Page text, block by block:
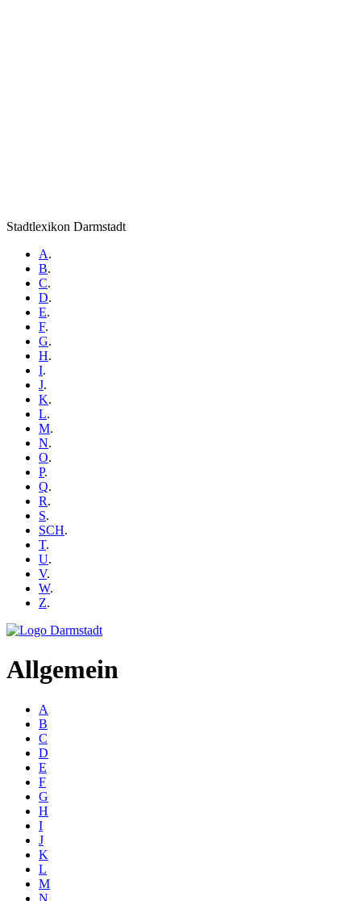
Stadtlexikon Darmstadt
A.
B.
C.
D.
E.
F.
G.
H.
I.
J.
K.
L.
M.
N.
O.
P.
Q.
R.
S.
SCH.
T.
U.
V.
W.
Z.
Allgemein
A
B
C
D
E
F
G
H
I
J
K
L
M
N